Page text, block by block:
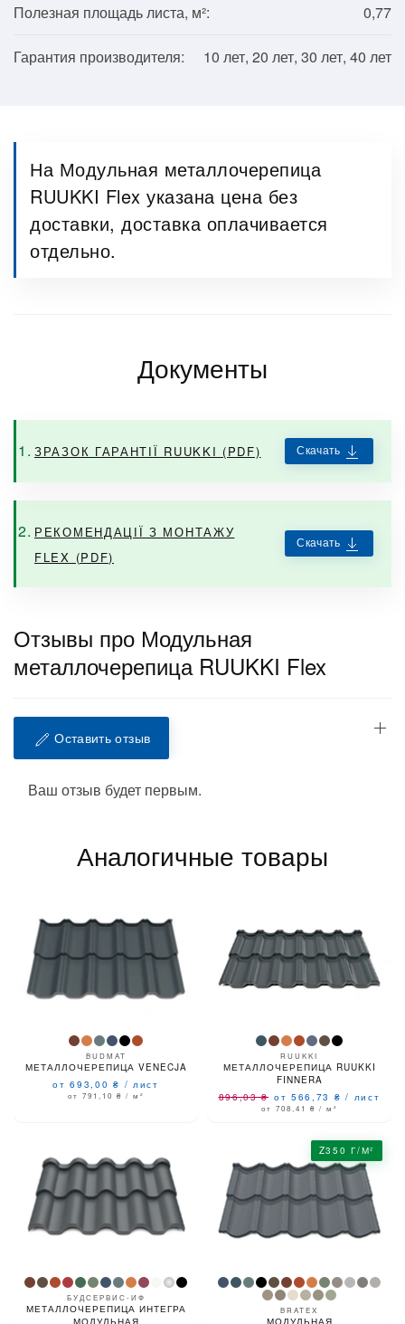
Полезная площадь листа, м²: 0,77
Гарантия производителя: 10 лет, 20 лет, 30 лет, 40 лет
На Модульная металлочерепица
RUUKKI Flex указана цена без
доставки, доставка оплачивается
отдельно.
Документы
ЗРАЗОК ГАРАНТІЇ RUUKKI (PDF) Скачать
РЕКОМЕНДАЦІЇ З МОНТАЖУ
FLEX (PDF)
Скачать
Отзывы про Модульная
металлочерепица RUUKKI Flex
Оставить отзыв
Ваш отзыв будет первым.
Аналогичные товары
BUDMAT
МЕТАЛЛОЧЕРЕПИЦА VENECJA
от 693,00₴ / лист
от 791,10 ₴ / м²
RUUKKI
МЕТАЛЛОЧЕРЕПИЦА RUUKKI
FINNERA
896,03₴ от 566,73 ₴ / лист
от 708,41 ₴ / м²
БУДСЕРВИС-ИФ
МЕТАЛЛОЧЕРЕПИЦА ИНТЕГРА
МОДУЛЬНАЯ
Z350 Г/М²
BRATEX
МОДУЛЬНАЯ